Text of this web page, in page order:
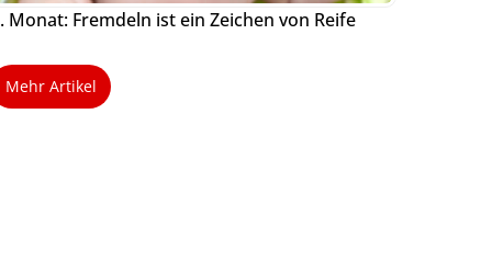
Monat: Fremdeln ist ein Zeichen von Reife
Mehr Artikel